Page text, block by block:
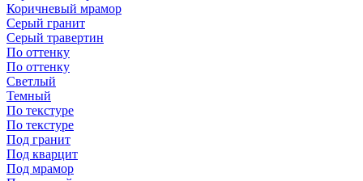
Коричневый мрамор
Серый гранит
Серый травертин
По оттенку
По оттенку
Светлый
Темный
По текстуре
По текстуре
Под гранит
Под кварцит
Под мрамор